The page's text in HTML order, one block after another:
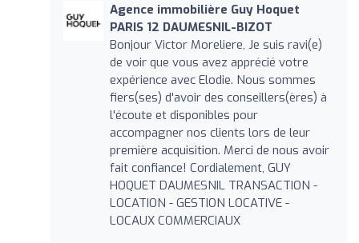
Agence immobilière Guy Hoquet
PARIS 12 DAUMESNIL-BIZOT
Bonjour Victor Moreliere, Je suis ravi(e)
de voir que vous avez apprécié votre
expérience avec Elodie. Nous sommes
fiers(ses) d'avoir des conseillers(ères) à
l'écoute et disponibles pour
accompagner nos clients lors de leur
première acquisition. Merci de nous avoir
fait confiance! Cordialement, GUY
HOQUET DAUMESNIL TRANSACTION -
LOCATION - GESTION LOCATIVE -
LOCAUX COMMERCIAUX